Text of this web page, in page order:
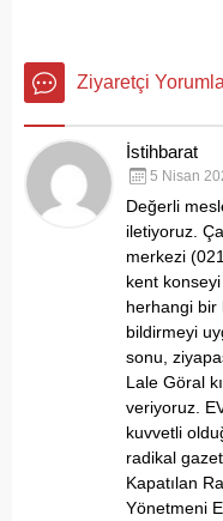
Ziyaretçi
İstihbarat
5 Nisan
Değerli
iletiyoruz.
merkezi
kent
herhangi bir
bildirmeyi
sonu,
Lale Göral
veriyoruz.
kuvvetli
radikal
Kapatılan
Yönetmeni